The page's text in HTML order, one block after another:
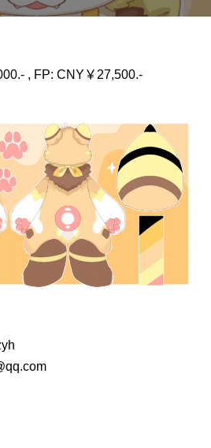
, FP: CNY￥27,500.-